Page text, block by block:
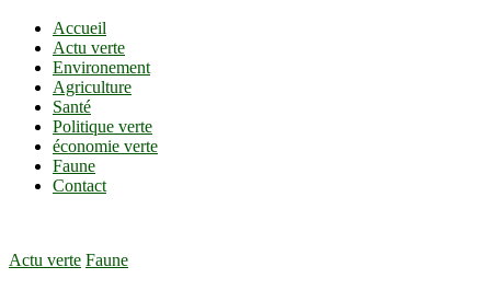
Accueil
Actu verte
Environement
Agriculture
Santé
Politique verte
économie verte
Faune
Contact
Actu verte Faune